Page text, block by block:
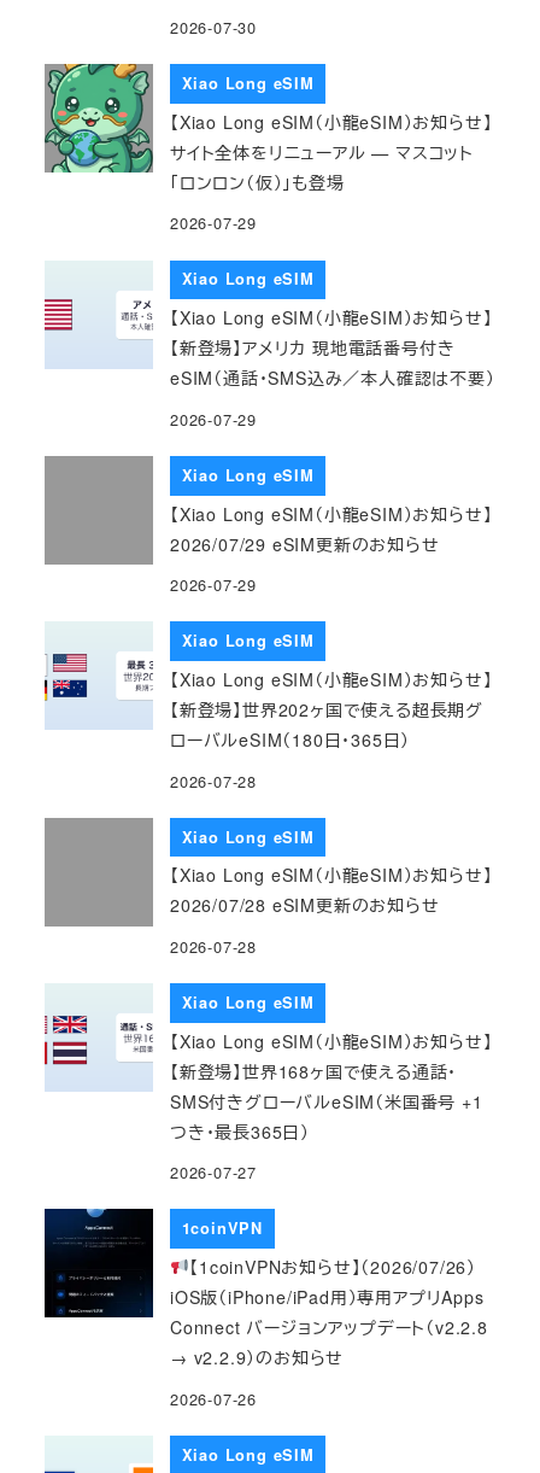
2026-07-30
Xiao Long eSIM
【Xiao Long eSIM（小龍eSIM）お知らせ】
サイト全体をリニューアル — マスコット
「ロンロン（仮）」も登場
2026-07-29
Xiao Long eSIM
【Xiao Long eSIM（小龍eSIM）お知らせ】
【新登場】アメリカ 現地電話番号付き
eSIM（通話・SMS込み／本人確認は不要）
2026-07-29
Xiao Long eSIM
【Xiao Long eSIM（小龍eSIM）お知らせ】
2026/07/29 eSIM更新のお知らせ
2026-07-29
Xiao Long eSIM
【Xiao Long eSIM（小龍eSIM）お知らせ】
【新登場】世界202ヶ国で使える超長期グ
ローバルeSIM（180日・365日）
2026-07-28
Xiao Long eSIM
【Xiao Long eSIM（小龍eSIM）お知らせ】
2026/07/28 eSIM更新のお知らせ
2026-07-28
Xiao Long eSIM
【Xiao Long eSIM（小龍eSIM）お知らせ】
【新登場】世界168ヶ国で使える通話・
SMS付きグローバルeSIM（米国番号 +1
つき・最長365日）
2026-07-27
1coinVPN
【1coinVPNお知らせ】（2026/07/26）
iOS版（iPhone/iPad用）専用アプリApps
Connect バージョンアップデート（v2.2.8
→ v2.2.9）のお知らせ
2026-07-26
Xiao Long eSIM